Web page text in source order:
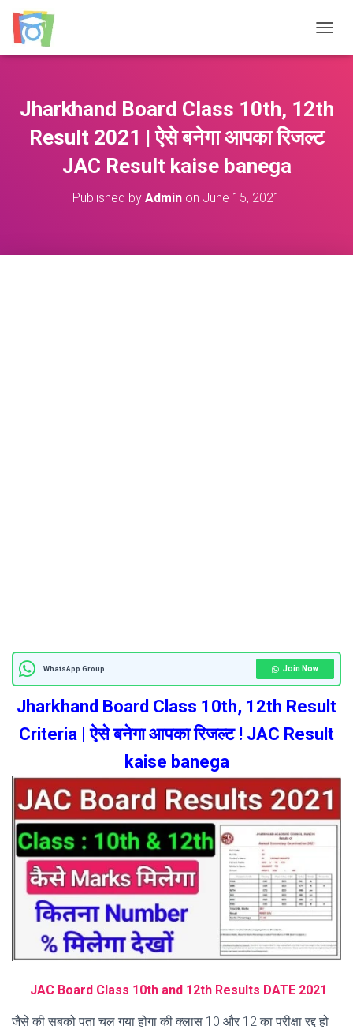
Jharkhand Board Class 10th, 12th
Result 2021 | ऐसे बनेगा आपका रिजल्ट
JAC Result kaise banega
Published by Admin on June 15, 2021
WhatsApp Group Join Now
Jharkhand Board Class 10th, 12th Result
Criteria | ऐसे बनेगा आपका रिजल्ट ! JAC Result
kaise banega
JAC Board Class 10th and 12th Results DATE 2021
जैसे की सबको पता चल गया होगा की क्लास 10 और 12 का परीक्षा रद्द हो